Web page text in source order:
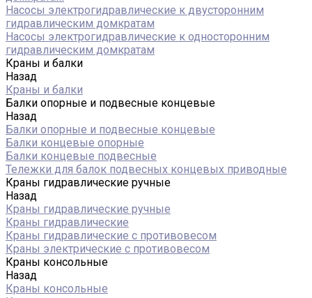
Насосы электрогидравлические к двусторонним
гидравлическим домкратам
Насосы электрогидравлические к односторонним
гидравлическим домкратам
Краны и балки
Назад
Краны и балки
Балки опорные и подвесные концевые
Назад
Балки опорные и подвесные концевые
Балки концевые опорные
Балки концевые подвесные
Тележки для балок подвесных концевых приводные
Краны гидравлические ручные
Назад
Краны гидравлические ручные
Краны гидравлические
Краны гидравлические с противовесом
Краны электрические с противовесом
Краны консольные
Назад
Краны консольные